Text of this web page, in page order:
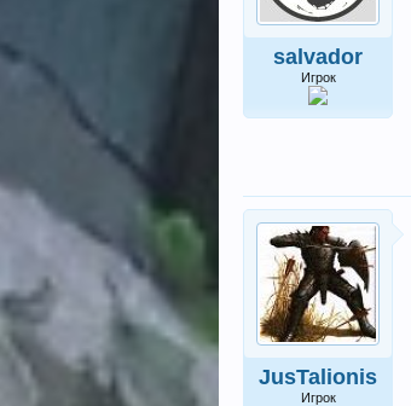
salvador
Игрок
JusTalionis
Игрок